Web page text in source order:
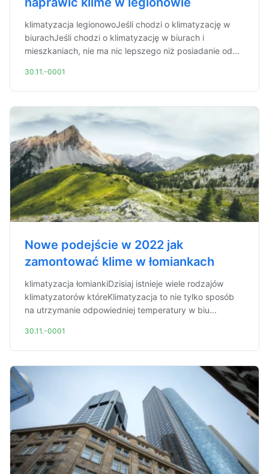
klimatyzacja legionowoJeśli chodzi o klimatyzację w
biurachJeśli chodzi o klimatyzację w biurach i
mieszkaniach, nie ma nic lepszego niż posiadanie od...
30.11.-0001
Nowe podejście w 2022 jak
zamontować klime w łomiankach
klimatyzacja łomiankiDzisiaj istnieje wiele rodzajów
klimatyzatorów któreKlimatyzacja to nie tylko sposób
na utrzymanie odpowiedniej temperatury w biu...
30.11.-0001